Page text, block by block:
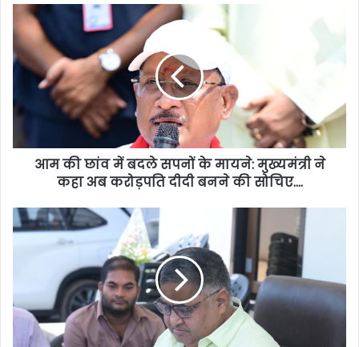
आम की छांव में बदले सपनों के मायने: मुख्यमंत्री ने
कहा अब करोड़पति दीदी बनने की सोचिए….